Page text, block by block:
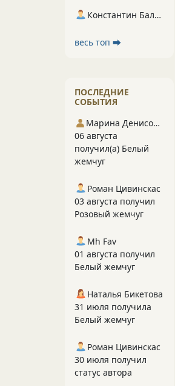
Константин Балухта
весь топ ⮕
ПОСЛЕДНИЕ
СОБЫТИЯ
Марина Денисова 5
06 августа
получил(а) Белый
жемчуг
Роман Цивинскас
03 августа получил
Розовый жемчуг
Mh Fav
01 августа получил
Белый жемчуг
Наталья Бикетова
31 июля получила
Белый жемчуг
Роман Цивинскас
30 июля получил
статус автора